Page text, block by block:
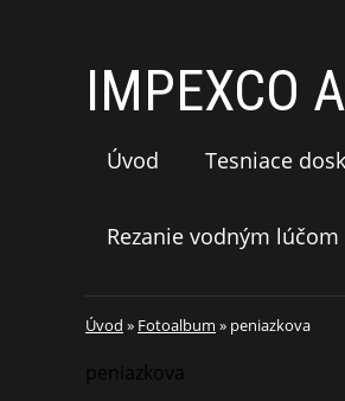
IMPEXCO
Úvod Tesniace
Rezanie vodným lúčom
Úvod » Fotoalbum » peniazkova
peniazkova